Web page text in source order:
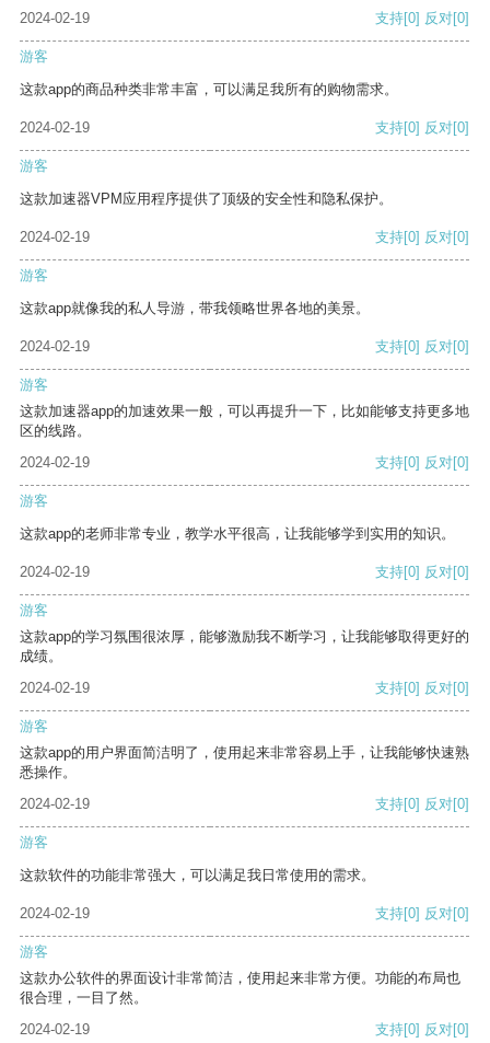
2024-02-19 支持[0] 反对[0]
游客
这款app的商品种类非常丰富，可以满足我所有的购物需求。
2024-02-19 支持[0] 反对[0]
游客
这款加速器VPM应用程序提供了顶级的安全性和隐私保护。
2024-02-19 支持[0] 反对[0]
游客
这款app就像我的私人导游，带我领略世界各地的美景。
2024-02-19 支持[0] 反对[0]
游客
这款加速器app的加速效果一般，可以再提升一下，比如能够支持更多地
区的线路。
2024-02-19
支持[0] 反对[0]
游客
这款app的老师非常专业，教学水平很高，让我能够学到实用的知识。
2024-02-19 支持[0] 反对[0]
游客
这款app的学习氛围很浓厚，能够激励我不断学习，让我能够取得更好的
成绩。
2024-02-19
支持[0] 反对[0]
游客
这款app的用户界面简洁明了，使用起来非常容易上手，让我能够快速熟
悉操作。
2024-02-19
支持[0] 反对[0]
游客
这款软件的功能非常强大，可以满足我日常使用的需求。
2024-02-19 支持[0] 反对[0]
游客
这款办公软件的界面设计非常简洁，使用起来非常方便。功能的布局也
很合理，一目了然。
2024-02-19
支持[0] 反对[0]